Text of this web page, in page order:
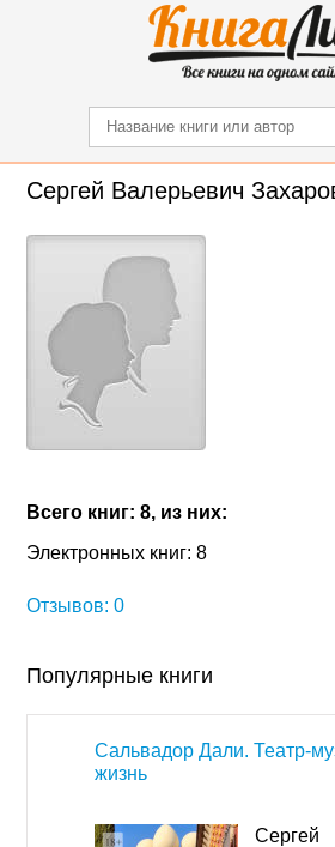
Сергей Валерьевич
Всего книг: 8, из них:
Электронных книг: 8
Отзывов: 0
Популярные книги
Сальвадор Дали. Театр-
жизнь
Сергей